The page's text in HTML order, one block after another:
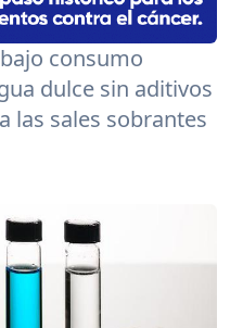
consumo
dulce sin aditivos
las sales sobrantes